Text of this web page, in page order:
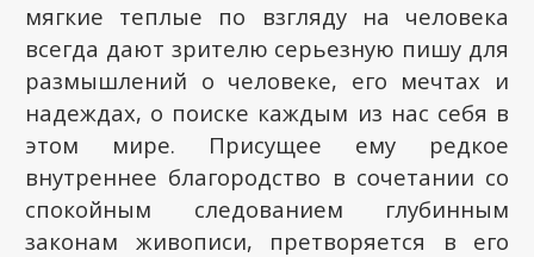
мягкие теплые по взгляду на человека
всегда дают зрителю серьезную пишу для
размышлений о человеке, его мечтах и
надеждах, о поиске каждым из нас себя в
этом мире. Присущее ему редкое
внутреннее благородство в сочетании со
спокойным следованием глубинным
законам живописи, претворяется в его